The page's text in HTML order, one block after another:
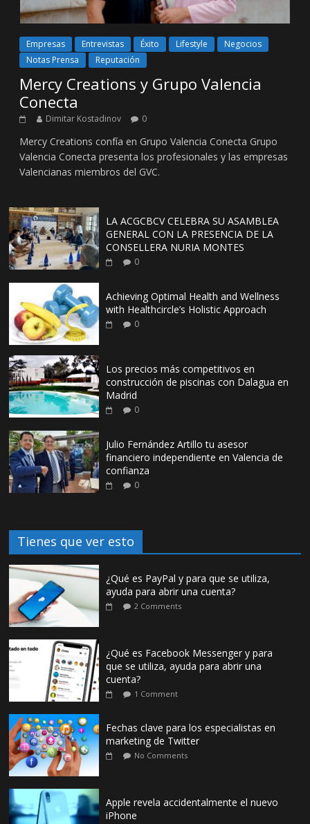
Empresas Entrevistas Éxito Lifestyle
Negocios
Notas Prensa
Reputación
Mercy Creations y Grupo Valencia
Conecta
Dimitar Kostadinov 0
Mercy Creations confía en Grupo Valencia Conecta Grupo
Valencia Conecta presenta los profesionales y las empresas
Valencianas miembros del GVC.
LA ACGCBCV CELEBRA SU ASAMBLEA
GENERAL CON LA PRESENCIA DE LA
CONSELLERA NURIA MONTES
0
Achieving Optimal Health and Wellness
with Healthcircle’s Holistic Approach
0
Los precios más competitivos en
construcción de piscinas con Dalagua en
Madrid
0
Julio Fernández Artillo tu asesor
financiero independiente en Valencia de
confianza
0
Tienes que ver esto
¿Qué es PayPal y para que se utiliza,
ayuda para abrir una cuenta?
2 Comments
¿Qué es Facebook Messenger y para
que se utiliza, ayuda para abrir una
cuenta?
1 Comment
Fechas clave para los especialistas en
marketing de Twitter
No Comments
Apple revela accidentalmente el nuevo
iPhone